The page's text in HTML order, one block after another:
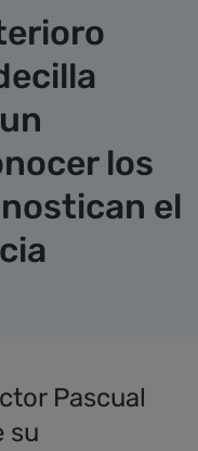
los
el
Pascual
su